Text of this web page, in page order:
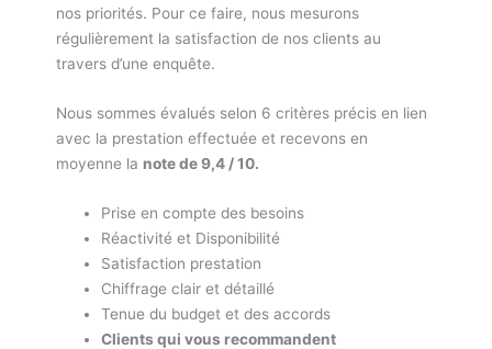
nos priorités. Pour ce faire, nous mesurons
régulièrement la satisfaction de nos clients au
travers d’une enquête.
Nous sommes évalués selon 6 critères précis en lien
avec la prestation effectuée et recevons en
moyenne la note de 9,4 / 10.
Prise en compte des besoins
Réactivité et Disponibilité
Satisfaction prestation
Chiffrage clair et détaillé
Tenue du budget et des accords
Clients qui vous recommandent